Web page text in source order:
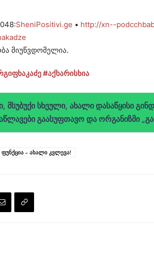
SheniPositivi.ge • http://xn--
#აქხარისხია
მსუბუქი სხეული, ახალი დასაწყისი
გაასუფთავო და ორგანიზმი
ფუნქცია – ახალი კვლევა!